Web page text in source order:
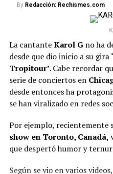
las presuntas víctimas
A continuación,
canciones más escuchadas
actualmente ocupan las
listado:
GAMINAE — Kris R.,
Dichavate — Ya Ice
TUKI TUKIE — Kris R.,
SUPERSTARE —
Todo Lo Fue — Lenin
By Redacción: Rechismes.com
La cantanteKarol Gno ha
desde que dio inicio a su gira
Tropitour’. Cabe recordar
serie de conciertos en
desde entonces ha
se han viralizado en redes
Por ejemplo, recientemente
show en Toronto, Canadá,
que despertó humor y
Según se vio en varios